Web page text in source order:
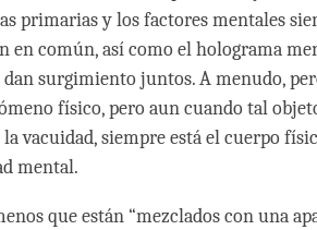
primarias y los factores mentales
en común, así como el holograma
dan surgimiento juntos. A menudo,
físico, pero aun cuando tal
vacuidad, siempre está el cuerpo
mental.
que están “mezclados con una